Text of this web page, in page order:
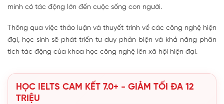
minh có tác động lớn đến cuộc sống con người.
Thông qua việc thảo luận và thuyết trình về các công nghệ hiện
đại, học sinh sẽ phát triển tư duy phản biện và khả năng phân
tích tác động của khoa học công nghệ lên xã hội hiện đại.
HỌC IELTS CAM KẾT 7.0+ - GIẢM TỐI ĐA 12
TRIỆU